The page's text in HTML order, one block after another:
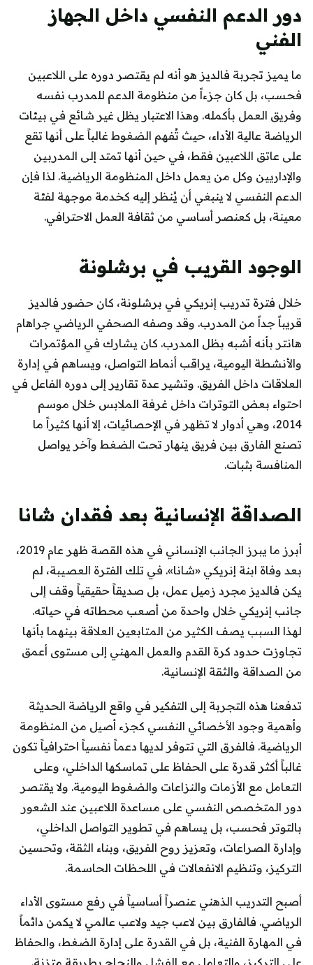
دور الدعم النفسي داخل الجهاز
الفني
ما يميز تجربة فالديز هو أنه لم يقتصر دوره على اللاعبين
فحسب، بل كان جزءاً من منظومة الدعم للمدرب نفسه
وفريق العمل بأكمله. وهذا الاعتبار يظل غير شائع في بيئات
الرياضة عالية الأداء، حيث تُفهم الضغوط غالباً على أنها تقع
على عاتق اللاعبين فقط، في حين أنها تمتد إلى المدربين
والإداريين وكل من يعمل داخل المنظومة الرياضية. لذا فإن
الدعم النفسي لا ينبغي أن يُنظر إليه كخدمة موجهة لفئة
معينة، بل كعنصر أساسي من ثقافة العمل الاحترافي.
الوجود القريب في برشلونة
خلال فترة تدريب إنريكي في برشلونة، كان حضور فالديز
قريباً جداً من المدرب. وقد وصفه الصحفي الرياضي جراهام
هانتر بأنه أشبه بظل المدرب. كان يشارك في المؤتمرات
والأنشطة اليومية، يراقب أنماط التواصل، ويساهم في إدارة
العلاقات داخل الفريق. وتشير عدة تقارير إلى دوره الفاعل في
احتواء بعض التوترات داخل غرفة الملابس خلال موسم
2014، وهي أدوار لا تظهر في الإحصائيات، إلا أنها كثيراً ما
تصنع الفارق بين فريق ينهار تحت الضغط وآخر يواصل
المنافسة بثبات.
الصداقة الإنسانية بعد فقدان شانا
أبرز ما يبرز الجانب الإنساني في هذه القصة ظهر عام 2019،
بعد وفاة ابنة إنريكي «شانا». في تلك الفترة العصيبة، لم
يكن فالديز مجرد زميل عمل، بل صديقاً حقيقياً وقف إلى
جانب إنريكي خلال واحدة من أصعب محطاته في حياته.
لهذا السبب يصف الكثير من المتابعين العلاقة بينهما بأنها
تجاوزت حدود كرة القدم والعمل المهني إلى مستوى أعمق
من الصداقة والثقة الإنسانية.
تدفعنا هذه التجربة إلى التفكير في واقع الرياضة الحديثة
وأهمية وجود الأخصائي النفسي كجزء أصيل من المنظومة
الرياضية. فالفرق التي تتوفر لديها دعماً نفسياً احترافياً تكون
غالباً أكثر قدرة على الحفاظ على تماسكها الداخلي، وعلى
التعامل مع الأزمات والنزاعات والضغوط اليومية. ولا يقتصر
دور المتخصص النفسي على مساعدة اللاعبين عند الشعور
بالتوتر فحسب، بل يساهم في تطوير التواصل الداخلي،
وإدارة الصراعات، وتعزيز روح الفريق، وبناء الثقة، وتحسين
التركيز، وتنظيم الانفعالات في اللحظات الحاسمة.
أصبح التدريب الذهني عنصراً أساسياً في رفع مستوى الأداء
الرياضي. فالفارق بين لاعب جيد ولاعب عالمي لا يكمن دائماً
في المهارة الفنية، بل في القدرة على إدارة الضغط، والحفاظ
على التركيز، والتعامل مع الفشل والنجاح بطريقة متزنة.